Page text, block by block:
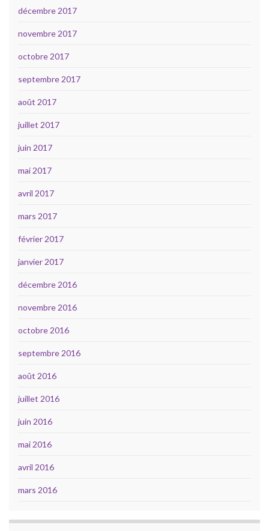
décembre 2017
novembre 2017
octobre 2017
septembre 2017
août 2017
juillet 2017
juin 2017
mai 2017
avril 2017
mars 2017
février 2017
janvier 2017
décembre 2016
novembre 2016
octobre 2016
septembre 2016
août 2016
juillet 2016
juin 2016
mai 2016
avril 2016
mars 2016